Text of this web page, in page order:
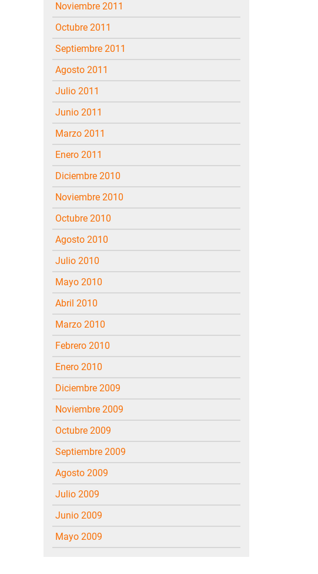
noviembre 2011
octubre 2011
septiembre 2011
agosto 2011
julio 2011
junio 2011
marzo 2011
enero 2011
diciembre 2010
noviembre 2010
octubre 2010
agosto 2010
julio 2010
mayo 2010
abril 2010
marzo 2010
febrero 2010
enero 2010
diciembre 2009
noviembre 2009
octubre 2009
septiembre 2009
agosto 2009
julio 2009
junio 2009
mayo 2009